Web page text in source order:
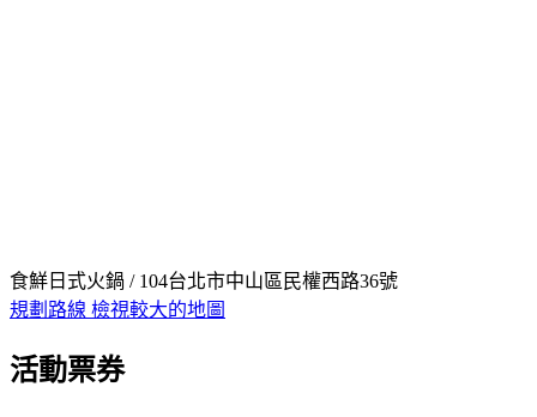
食鮮日式火鍋 / 104台北市中山區民權西路36號
規劃路線 檢視較大的地圖
活動票券